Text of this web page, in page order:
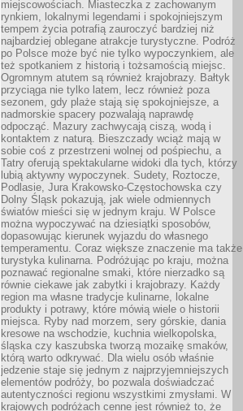
miejscowościach. Miasteczka z zachowanym
rynkiem, lokalnymi legendami i spokojniejszym
tempem życia potrafią zauroczyć bardziej niż
najbardziej oblegane atrakcje turystyczne. Podróż
po Polsce może być nie tylko wypoczynkiem, ale
też spotkaniem z historią i tożsamością miejsc.
Ogromnym atutem są również krajobrazy. Bałtyk
przyciąga nie tylko latem, lecz również poza
sezonem, gdy plaże stają się spokojniejsze, a
nadmorskie spacery pozwalają naprawdę
odpocząć. Mazury zachwycają ciszą, wodą i
kontaktem z naturą. Bieszczady wciąż mają w
sobie coś z przestrzeni wolnej od pośpiechu, a
Tatry oferują spektakularne widoki dla tych, którzy
lubią aktywny wypoczynek. Sudety, Roztocze,
Podlasie, Jura Krakowsko-Częstochowska czy
Dolny Śląsk pokazują, jak wiele odmiennych
światów mieści się w jednym kraju. W Polsce
można wypoczywać na dziesiątki sposobów,
dopasowując kierunek wyjazdu do własnego
temperamentu. Coraz większe znaczenie ma także
turystyka kulinarna. Podróżując po kraju, można
poznawać regionalne smaki, które nierzadko są
równie ciekawe jak zabytki i krajobrazy. Każdy
region ma własne tradycje kulinarne, lokalne
produkty i potrawy, które mówią wiele o historii
miejsca. Ryby nad morzem, sery górskie, dania
kresowe na wschodzie, kuchnia wielkopolska,
śląska czy kaszubska tworzą mozaikę smaków,
którą warto odkrywać. Dla wielu osób właśnie
jedzenie staje się jednym z najprzyjemniejszych
elementów podróży, bo pozwala doświadczać
autentyczności regionu wszystkimi zmysłami. W
krajowych podróżach cenne jest również to, że